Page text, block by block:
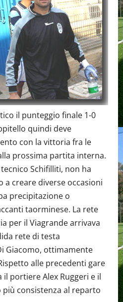
il punteggio finale 1-0
quindi deve
con la vittoria fra le
prossima partita interna.
Schifilliti, non ha
a creare diverse occasioni
precipitazione o
taorminese. La rete
per il Viagrande arrivava
rete di testa
Giacomo, ottimamente
alle precedenti gare
portiere Alex Ruggeri e il
più consistenza al reparto